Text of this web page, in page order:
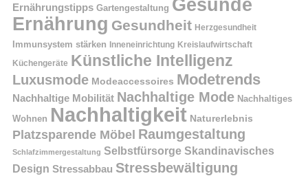
Ernährungstipps Gartengestaltung Gesunde
Ernährung Gesundheit Herzgesundheit
Immunsystem stärken Inneneinrichtung Kreislaufwirtschaft
Küchengeräte Künstliche Intelligenz
Luxusmode Modeaccessoires Modetrends
Nachhaltige Mobilität Nachhaltige Mode Nachhaltiges
Wohnen Nachhaltigkeit Naturerlebnis
Platzsparende Möbel Raumgestaltung
Schlafzimmergestaltung Selbstfürsorge Skandinavisches
Design Stressabbau Stressbewältigung